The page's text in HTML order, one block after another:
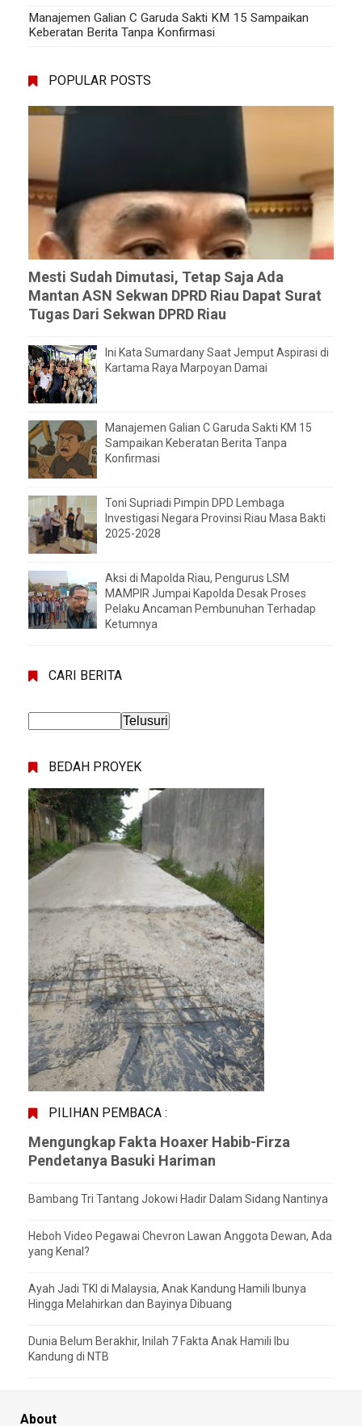
Manajemen Galian C Garuda Sakti KM 15 Sampaikan
Keberatan Berita Tanpa Konfirmasi
POPULAR POSTS
Mesti Sudah Dimutasi, Tetap Saja Ada
Mantan ASN Sekwan DPRD Riau Dapat Surat
Tugas Dari Sekwan DPRD Riau
Ini Kata Sumardany Saat Jemput Aspirasi di
Kartama Raya Marpoyan Damai
Manajemen Galian C Garuda Sakti KM 15
Sampaikan Keberatan Berita Tanpa
Konfirmasi
Toni Supriadi Pimpin DPD Lembaga
Investigasi Negara Provinsi Riau Masa Bakti
2025-2028
Aksi di Mapolda Riau, Pengurus LSM
MAMPIR Jumpai Kapolda Desak Proses
Pelaku Ancaman Pembunuhan Terhadap
Ketumnya
CARI BERITA
BEDAH PROYEK
PILIHAN PEMBACA :
Mengungkap Fakta Hoaxer Habib-Firza
Pendetanya Basuki Hariman
Bambang Tri Tantang Jokowi Hadir Dalam Sidang Nantinya
Heboh Video Pegawai Chevron Lawan Anggota Dewan, Ada
yang Kenal?
Ayah Jadi TKI di Malaysia, Anak Kandung Hamili Ibunya
Hingga Melahirkan dan Bayinya Dibuang
Dunia Belum Berakhir, Inilah 7 Fakta Anak Hamili Ibu
Kandung di NTB
About